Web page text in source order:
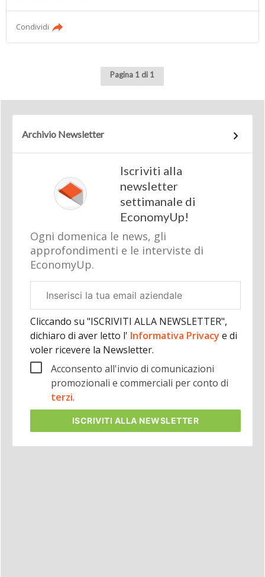
Condividi
Pagina 1 di 1
Archivio Newsletter
Iscriviti alla
newsletter
settimanale di
EconomyUp!
Ogni domenica le news, gli
approfondimenti e le interviste di
EconomyUp.
aziendale
Cliccando su "ISCRIVITI ALLA NEWSLETTER",
dichiaro di aver letto l' Informativa Privacy e di
voler ricevere la Newsletter.
Acconsento all'invio di comunicazioni
promozionali e commerciali per conto di
terzi.
ISCRIVITI ALLA NEWSLETTER